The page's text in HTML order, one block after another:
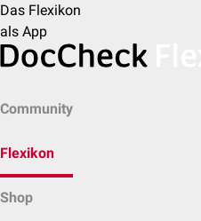
Das Flexikon
als App
Community
Flexikon
Shop